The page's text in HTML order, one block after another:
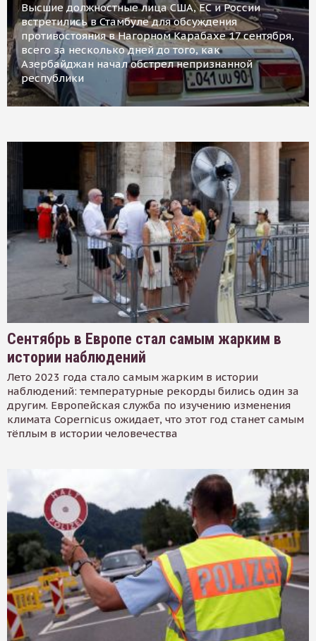
Высшие должностные лица США, ЕС и России
встретились в Стамбуле для обсуждения
противостояния в Нагорном Карабахе 17 сентября,
всего за несколько дней до того, как
Азербайджан начал обстрел непризнанной
республики
Сентябрь в Европе стал самым жарким в
истории наблюдений
Лето 2023 года стало самым жарким в истории
наблюдений: температурные рекорды бились один за
другим. Европейская служба по изучению изменения
климата Copernicus ожидает, что этот год станет самым
тёплым в истории человечества